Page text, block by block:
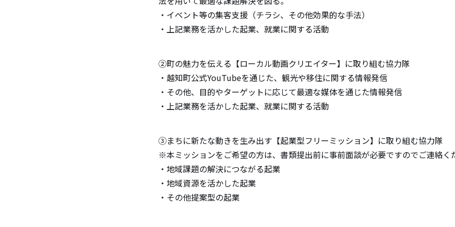
・イベント等の集客支援（チラシ、その他効果的な手法）
・上記業務を活かした起業、就業に関する活動
②町の魅力を伝える【ローカル動画クリエイター】に取り組む協力隊
・越知町公式YouTubeを通じた、観光や移住に関する情報発信
・その他、目的やターゲットに応じて最適な媒体を通じた情報発信
・上記業務を活かした起業、就業に関する活動
③まちに新たな動きを生み出す【起業型フリーミッション】に取り組む協力隊
※本ミッションをご希望の方は、書類提出前に事前面談が必要ですのでご連絡く
・地域課題の解決につながる起業
・地域資源を活かした起業
・その他提案型の起業